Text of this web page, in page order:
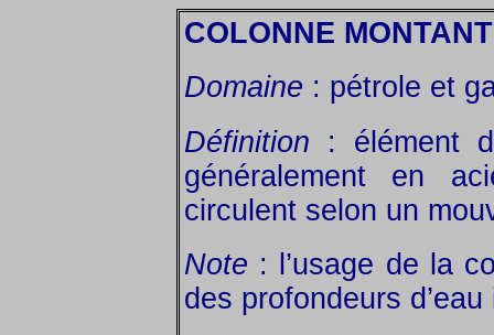
COLONNE
Domaine : pétrole et
Définition : élément
généralement en
circulent selon un
Note : l’usage de la
des profondeurs